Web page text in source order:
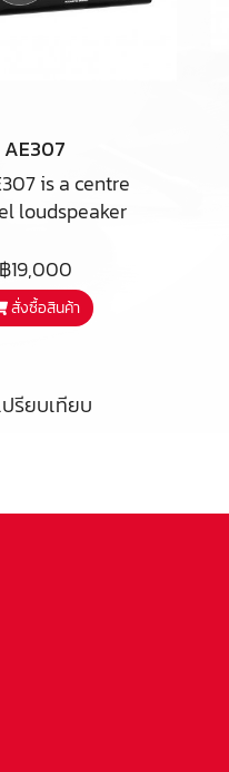
AE307
is a centre
loudspeaker
channel music
สีดำ
฿19,000
สั่งซื้อสินค้า
ปรียบเทียบ